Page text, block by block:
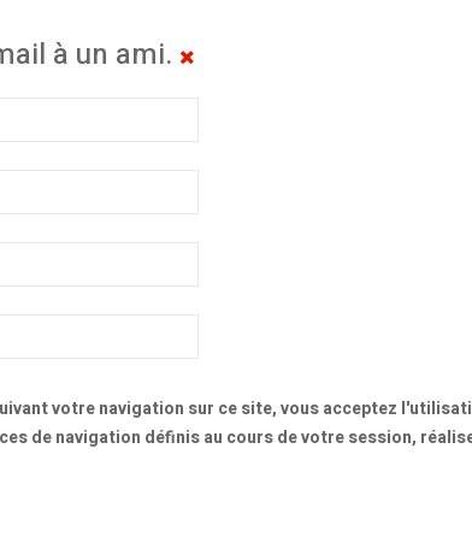
à un ami.
votre navigation sur ce site, vous acceptez
de navigation définis au cours de votre session,